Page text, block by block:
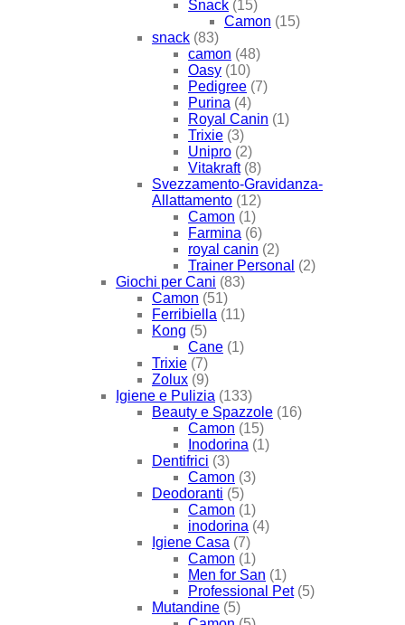
Snack (15)
Camon (15)
snack (83)
camon (48)
Oasy (10)
Pedigree (7)
Purina (4)
Royal Canin (1)
Trixie (3)
Unipro (2)
Vitakraft (8)
Svezzamento-Gravidanza-
Allattamento (12)
Camon (1)
Farmina (6)
royal canin (2)
Trainer Personal (2)
Giochi per Cani (83)
Camon (51)
Ferribiella (11)
Kong (5)
Cane (1)
Trixie (7)
Zolux (9)
Igiene e Pulizia (133)
Beauty e Spazzole (16)
Camon (15)
Inodorina (1)
Dentifrici (3)
Camon (3)
Deodoranti (5)
Camon (1)
inodorina (4)
Igiene Casa (7)
Camon (1)
Men for San (1)
Professional Pet (5)
Mutandine (5)